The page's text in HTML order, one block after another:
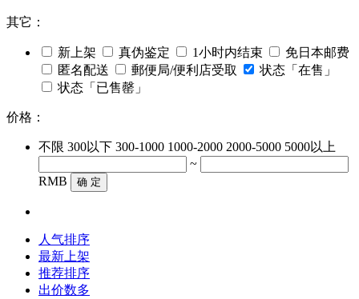
其它：
新上架 真伪鉴定 1小时内结束
免日本邮费
匿名配送
郵便局/便利店受取
状态「在售」
状态「已售罄」
价格：
不限 300以下 300-1000 1000-2000 2000-5000 5000以上
~
RMB
确 定
人气排序
最新上架
推荐排序
出价数多